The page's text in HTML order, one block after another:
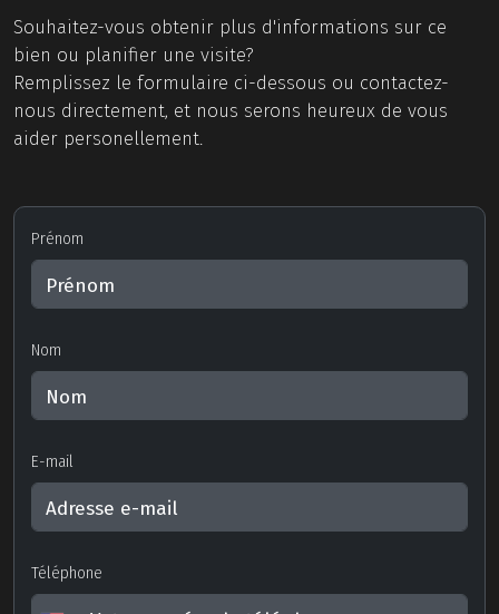
Souhaitez-vous obtenir plus d'informations sur ce
bien ou planifier une visite?
Remplissez le formulaire ci-dessous ou contactez-
nous directement, et nous serons heureux de vous
aider personellement.
Prénom
Nom
E-mail
Téléphone